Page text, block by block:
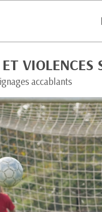
VIOLENCES
accablants